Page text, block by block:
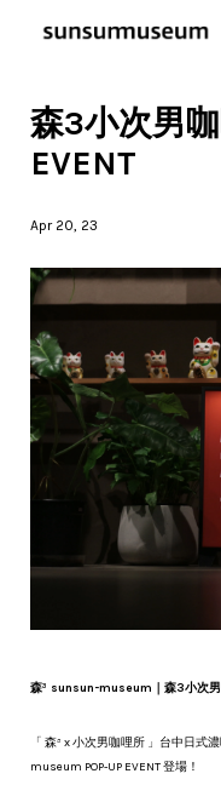
森3小次男
EVENT
Apr 20, 23
森³ sunsun-museum｜森3小次
「 森³ x 小次男咖哩所 」台中日
museum POP-UP EVENT 登場！
您的購物